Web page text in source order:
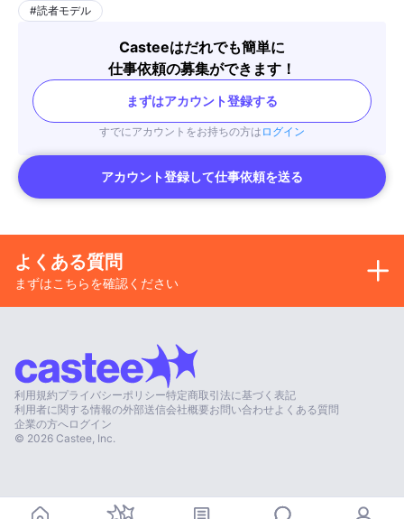
#読者モデル
Casteeはだれでも簡単に
仕事依頼の募集ができます！
まずはアカウント登録する
すでにアカウントをお持ちの方は ログイン
アカウント登録して仕事依頼を送る
よくある質問
まずはこちらを確認ください
利用規約プライバシーポリシー特定商取引法に基づく表記
利用者に関する情報の外部送信会社概要お問い合わせ よくある質問
企業の方へログイン
© 2026 Castee, Inc.